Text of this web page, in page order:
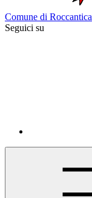
Comune di Roccantica
Seguici su